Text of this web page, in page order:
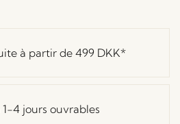
à partir de 499 DKK*
4 jours ouvrables